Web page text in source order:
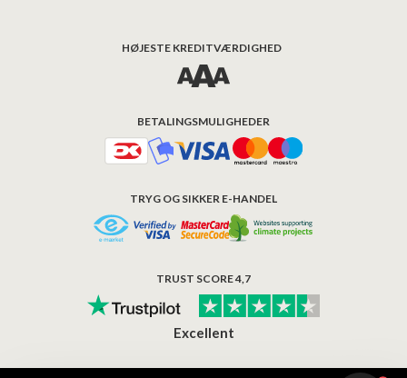
HØJESTE KREDITVÆRDIGHED
BETALINGSMULIGHEDER
TRYG OG SIKKER E-HANDEL
TRUST SCORE 4,7
Excellent